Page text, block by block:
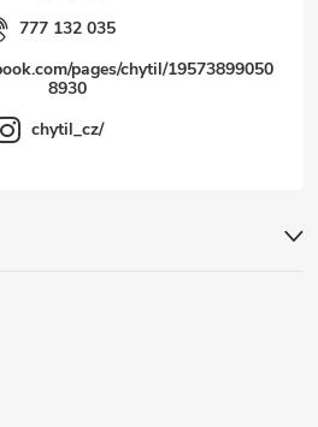
777 132 035
pages/chytil/19573899050
8930
chytil_cz/